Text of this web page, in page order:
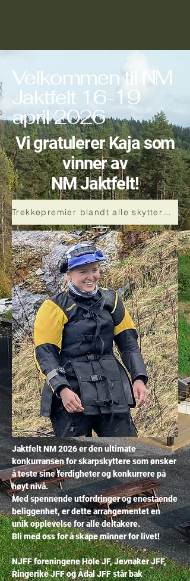
Velkommen til NM
Jaktfelt 16-19
april 2026
Vi gratulerer Kaja som
vinner av
NM Jaktfelt!
Trekkepremier blandt alle skyttere, finner du her!
Jaktfelt NM 2026 er den ultimate
konkurransen for skarpskyttere som ønsker
å teste sine ferdigheter og konkurrere på
høyt nivå.
Med spennende utfordringer og enestående
beliggenhet, er dette arrangementet en
unik opplevelse for alle deltakere.
Bli med oss for å skape minner for livet!
NJFF foreningene Hole JF, Jevnaker JFF,
Ringerike JFF og Ådal JFF står bak